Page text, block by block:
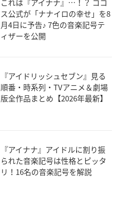
これは『アイナナ』…！？ ココ
ス公式が「ナナイロの幸せ」を8
月4日に予告♪ 7色の音楽記号テ
ィザーを公開
『アイドリッシュセブン』見る
順番・時系列・TVアニメ＆劇場
版全作品まとめ【2026年最新】
『アイナナ』アイドルに割り振
られた音楽記号は性格とピッタ
リ！16名の音楽記号を解説